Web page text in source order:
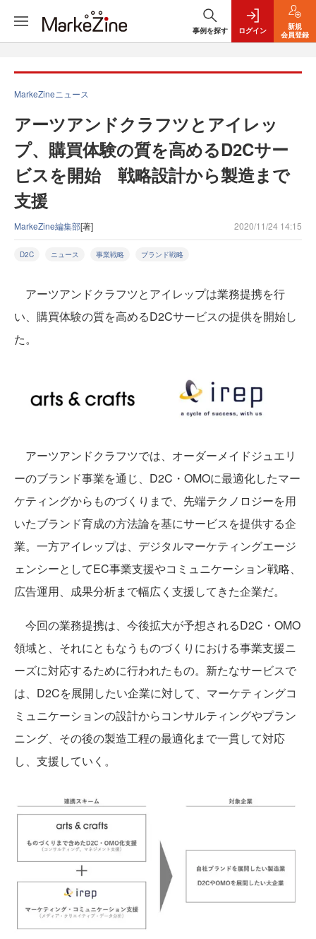
事例を探す ログイン
新規
会員登録
MarkeZineニュース
アーツアンドクラフツとアイレッ
プ、購買体験の質を高めるD2Cサー
ビスを開始 戦略設計から製造まで
支援
MarkeZine編集部[著] 2020/11/24 14:15
D2C ニュース 事業戦略 ブランド戦略
アーツアンドクラフツとアイレップは業務提携を行
い、購買体験の質を高めるD2Cサービスの提供を開始し
た。
アーツアンドクラフツでは、オーダーメイドジュエリ
ーのブランド事業を通じ、D2C・OMOに最適化したマー
ケティングからものづくりまで、先端テクノロジーを用
いたブランド育成の方法論を基にサービスを提供する企
業。一方アイレップは、デジタルマーケティングエージ
ェンシーとしてEC事業支援やコミュニケーション戦略、
広告運用、成果分析まで幅広く支援してきた企業だ。
今回の業務提携は、今後拡大が予想されるD2C・OMO
領域と、それにともなうものづくりにおける事業支援ニ
ーズに対応するために行われたもの。新たなサービスで
は、D2Cを展開したい企業に対して、マーケティングコ
ミュニケーションの設計からコンサルティングやプラン
ニング、その後の製造工程の最適化まで一貫して対応
し、支援していく。